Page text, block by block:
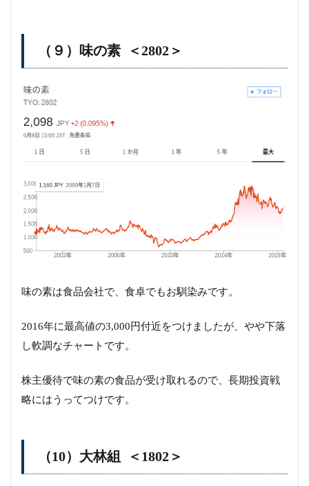
（９）味の素 ＜2802＞
味の素は食品会社で、食卓でもお馴染みです。
2016年に最高値の3,000円付近をつけましたが、やや下落
し軟調なチャートです。
株主優待で味の素の食品が受け取れるので、長期投資戦
略にはうってつけです。
（10）大林組 ＜1802＞